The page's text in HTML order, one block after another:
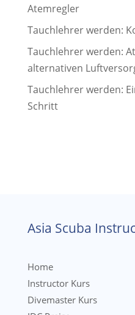
Atemregler
Tauchlehrer werden:
Tauchlehrer werden:
alternativen
Tauchlehrer werden:
Schritt
Asia Scuba
Home
Instructor Kurs
Divemaster Kurs